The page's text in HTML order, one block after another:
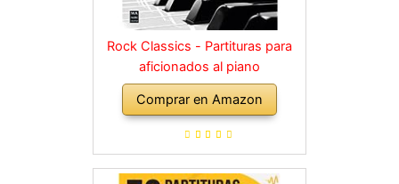
Rock Classics - Partituras para
aficionados al piano
Comprar en Amazon